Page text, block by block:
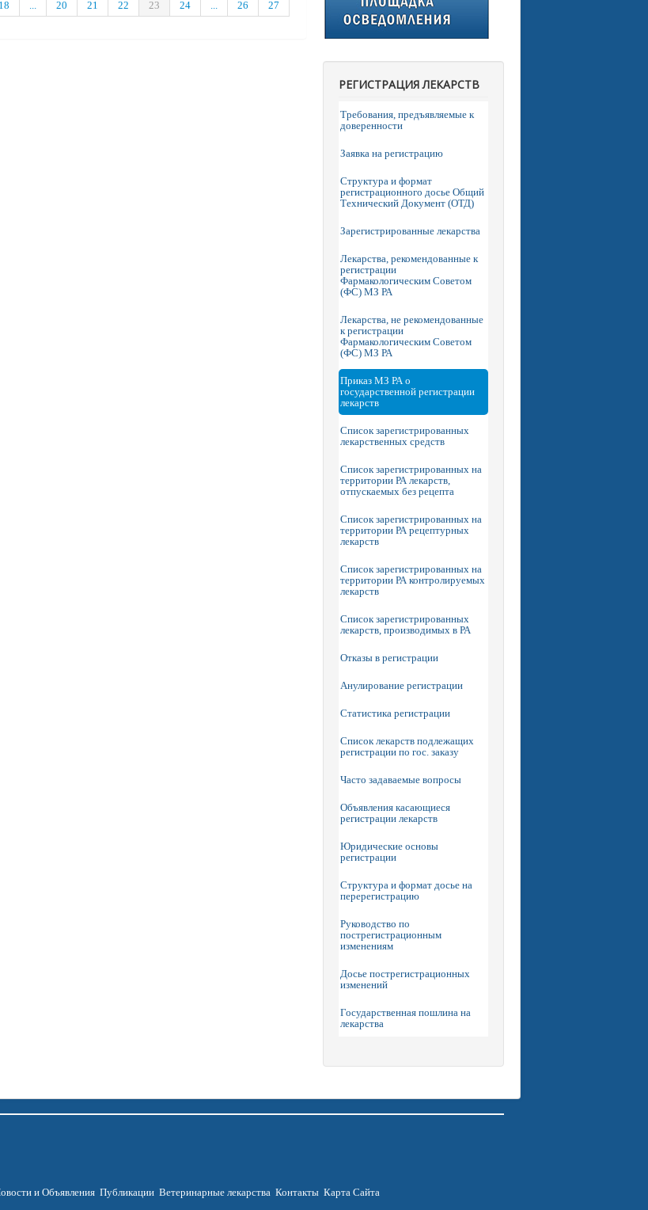
18 ... 20 21 22 23 24 ... 26 27
РЕГИСТРАЦИЯ ЛЕКАРСТВ
Требования, предъявляемые к
доверенности
Заявка на регистрацию
Структура и формат
регистрационного досье Общий
Технический Документ (ОТД)
Зарегистрированные лекарства
Лекарства, рекомендованные к
регистрации
Фармакологическим Советом
(ФС) МЗ РА
Лекарства, не рекомендованные
к регистрации
Фармакологическим Советом
(ФС) МЗ РА
Приказ МЗ РА о
государственной регистрации
лекарств
Список зарегистрированных
лекарственных средств
Список зарегистрированных на
территории РА лекарств,
отпускаемых без рецепта
Список зарегистрированных на
территории РА рецептурных
лекарств
Список зарегистрированных на
территории РА контролируемых
лекарств
Список зарегистрированных
лекарств, производимых в РА
Отказы в регистрации
Анулирование регистрации
Статистика регистрации
Список лекарств подлежащих
регистрации по гос. заказу
Часто задаваемые вопросы
Объявления касающиеся
регистрации лекарств
Юридические основы
регистрации
Структура и формат досье на
перерегистрацию
Руководство по
пострегистрационным
изменениям
Досье пострегистрационных
изменений
Государственная пошлина на
лекарства
и Объявления Публикации Ветеринарные лекарства Контакты Карта Сайта